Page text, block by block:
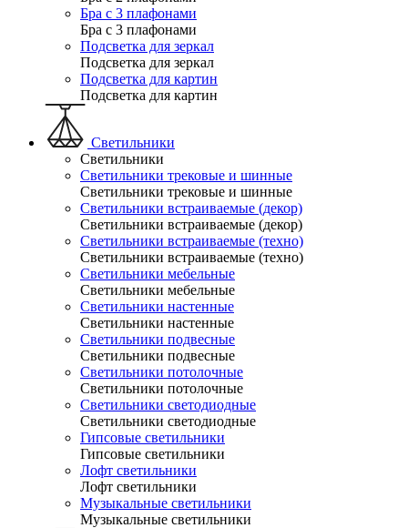
Бра с 3 плафонами
Бра с 3 плафонами
Подсветка для зеркал
Подсветка для зеркал
Подсветка для картин
Подсветка для картин
Светильники
Светильники
Светильники трековые и шинные
Светильники трековые и шинные
Светильники встраиваемые (декор)
Светильники встраиваемые (декор)
Светильники встраиваемые (техно)
Светильники встраиваемые (техно)
Светильники мебельные
Светильники мебельные
Светильники настенные
Светильники настенные
Светильники подвесные
Светильники подвесные
Светильники потолочные
Светильники потолочные
Светильники светодиодные
Светильники светодиодные
Гипсовые светильники
Гипсовые светильники
Лофт светильники
Лофт светильники
Музыкальные светильники
Музыкальные светильники